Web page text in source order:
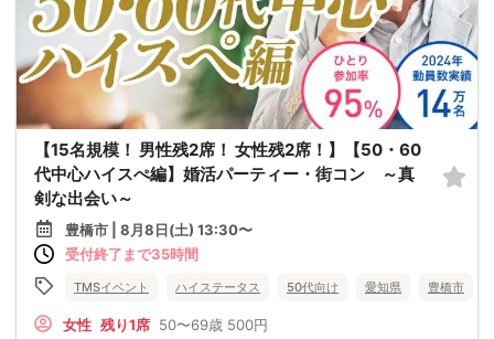
【15名規模！ 男性残2席！ 女性残2席！】【50・60
代中心ハイスぺ編】婚活パーティー・街コン ～真
剣な出会い～
豊橋市 | 8月8日(土) 13:30〜
受付終了まで35時間
TMSイベント ハイステータス 50代向け 愛知県 豊橋市
女性 残り1席 50〜69歳 500円